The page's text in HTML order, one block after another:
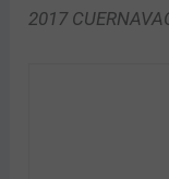
2017